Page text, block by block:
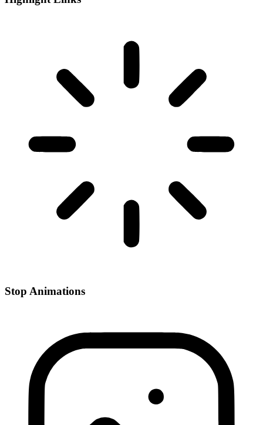
Stop Animations